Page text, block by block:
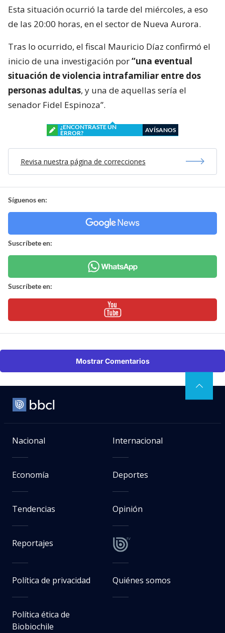
Esta situación ocurrió la tarde del miércoles, a eso
de las 20:00 horas, en el sector de Nueva Aurora.
Tras lo ocurrido, el fiscal Mauricio Díaz confirmó el
inicio de una investigación por“una eventual
situación de violencia intrafamiliar entre dos
personas adultas, y una de aquellas sería el
senador Fidel Espinoza”.
¿ENCONTRASTE UN
ERROR?
AVÍSANOS
Revisa nuestra página de correcciones
Síguenos en:
Suscríbete en:
Suscríbete en:
Mostrar Comentarios
Nacional Internacional
Economía Deportes
Tendencias Opinión
Reportajes
Política de privacidad Quiénes somos
Política ética de
Biobiochile